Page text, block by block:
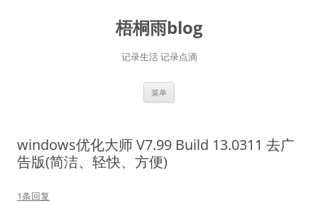
梧桐雨blog
记录生活 记录点滴
菜单
windows优化大师 V7.99 Build 13.0311 去广
告版(简洁、轻快、方便)
1条回复